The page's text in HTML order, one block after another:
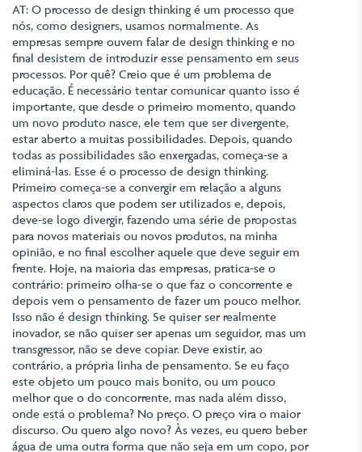
AT: O processo de design thinking é um processo que
nós, como designers, usamos normalmente. As
empresas sempre ouvem falar de design thinking e no
final desistem de introduzir esse pensamento em seus
processos. Por quê? Creio que é um problema de
educação. É necessário tentar comunicar quanto isso é
importante, que desde o primeiro momento, quando
um novo produto nasce, ele tem que ser divergente,
estar aberto a muitas possibilidades. Depois, quando
todas as possibilidades são enxergadas, começa-se a
eliminá-las. Esse é o processo de design thinking.
Primeiro começa-se a convergir em relação a alguns
aspectos claros que podem ser utilizados e, depois,
deve-se logo divergir, fazendo uma série de propostas
para novos materiais ou novos produtos, na minha
opinião, e no final escolher aquele que deve seguir em
frente. Hoje, na maioria das empresas, pratica-se o
contrário: primeiro olha-se o que faz o concorrente e
depois vem o pensamento de fazer um pouco melhor.
Isso não é design thinking. Se quiser ser realmente
inovador, se não quiser ser apenas um seguidor, mas um
transgressor, não se deve copiar. Deve existir, ao
contrário, a própria linha de pensamento. Se eu faço
este objeto um pouco mais bonito, ou um pouco
melhor que o do concorrente, mas nada além disso,
onde está o problema? No preço. O preço vira o maior
discurso. Ou quero algo novo? Às vezes, eu quero beber
água de uma outra forma que não seja em um copo, por